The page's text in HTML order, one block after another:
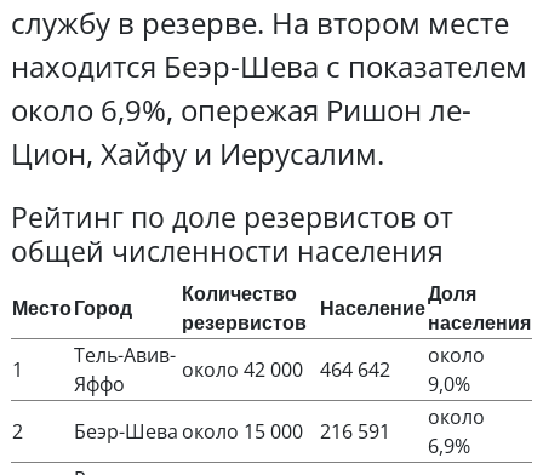
службу в резерве. На втором месте
находится Беэр-Шева с показателем
около 6,9%, опережая Ришон ле-
Цион, Хайфу и Иерусалим.
Рейтинг по доле резервистов от
общей численности населения
МестоГород
Количество
резервистов
Население
Доля
населения
1
Тель-Авив-
Яффо
около 42 000 464 642
около
9,0%
2
Беэр-Шева около 15 000 216 591
около
6,9%